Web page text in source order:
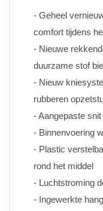
- Geheel
comfort tijdens
- Nieuwe
duurzame stof
- Nieuw
rubberen
- Aangepaste
- Binnenvoering
- Plastic
rond het middel
- Luchtstroming
- Ingewerkte